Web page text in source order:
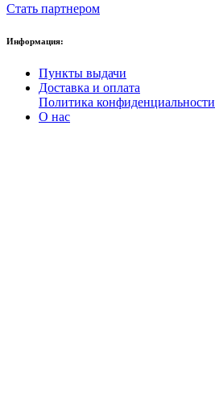
Стать партнером
Информация:
Пункты выдачи
Доставка и оплата
Политика конфиденциальности
О нас